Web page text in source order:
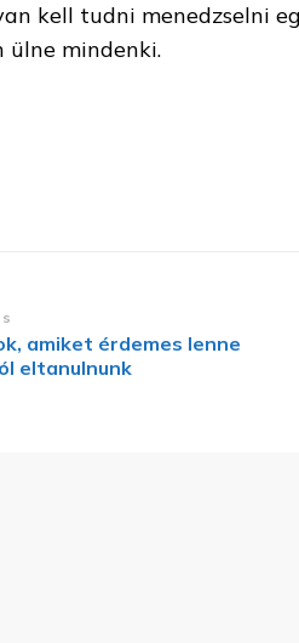
kell tudni menedzselni
ülne mindenki.
amiket érdemes lenne
eltanulnunk